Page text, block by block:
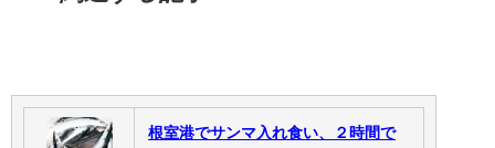
根室港でサンマ入れ食い、２時間で